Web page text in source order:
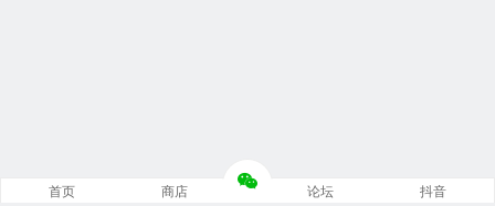
首页 商店 论坛 抖音